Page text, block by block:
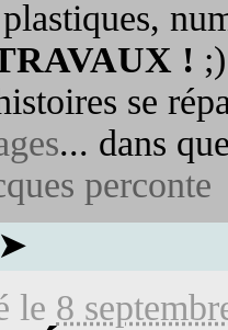
! ;)
se
... dans
perconte
le 8